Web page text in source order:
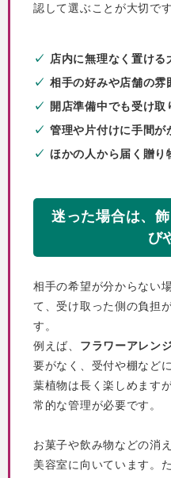
認して選ぶことが大切です
店内に無理なく置ける
相手の好みや店舗の雰
開店準備中でも受け取
管理や片付けに手間が
ほかの人から届く贈り
迷った場合は、
び
相手の希望が分からない
て、受け取った側の負担
す。
例えば、 フラワーアレン
要がなく、受付や棚など
葉植物は長く楽しめます
常的な管理が必要です。
お菓子や飲み物などの消
美容室に向いています。